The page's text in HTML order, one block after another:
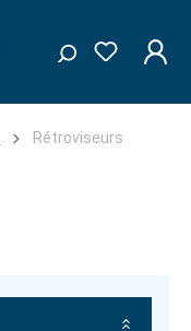
Rétroviseurs